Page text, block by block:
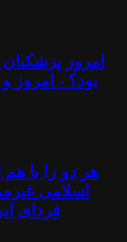
امروز
بود؟ - امروز
اسلامی
فردای